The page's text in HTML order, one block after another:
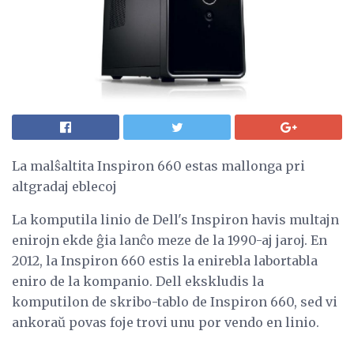
La malŝaltita Inspiron 660 estas mallonga pri
altgradaj eblecoj
La komputila linio de Dell's Inspiron havis multajn
enirojn ekde ĝia lanĉo meze de la 1990-aj jaroj. En
2012, la Inspiron 660 estis la enirebla labortabla
eniro de la kompanio. Dell ekskludis la
komputilon de skribo-tablo de Inspiron 660, sed vi
ankoraŭ povas foje trovi unu por vendo en linio.